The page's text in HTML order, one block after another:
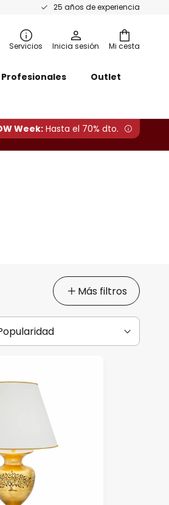
25 años de experiencia
Mi cesta
Servicios Inicia sesión
Profesionales Outlet
Week: Hasta el 70% dto.
Más filtros